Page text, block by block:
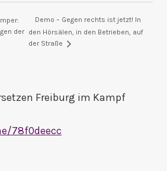
der
Demo – Gegen rechts ist jetzt! In
den Hörsälen, in den Betrieben, auf
der Straße
Freiburg im Kampf
78f0deecc